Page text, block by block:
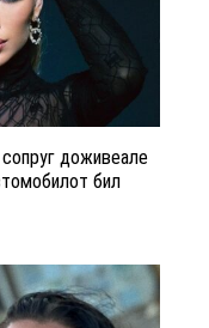
сопруг доживеале
бил